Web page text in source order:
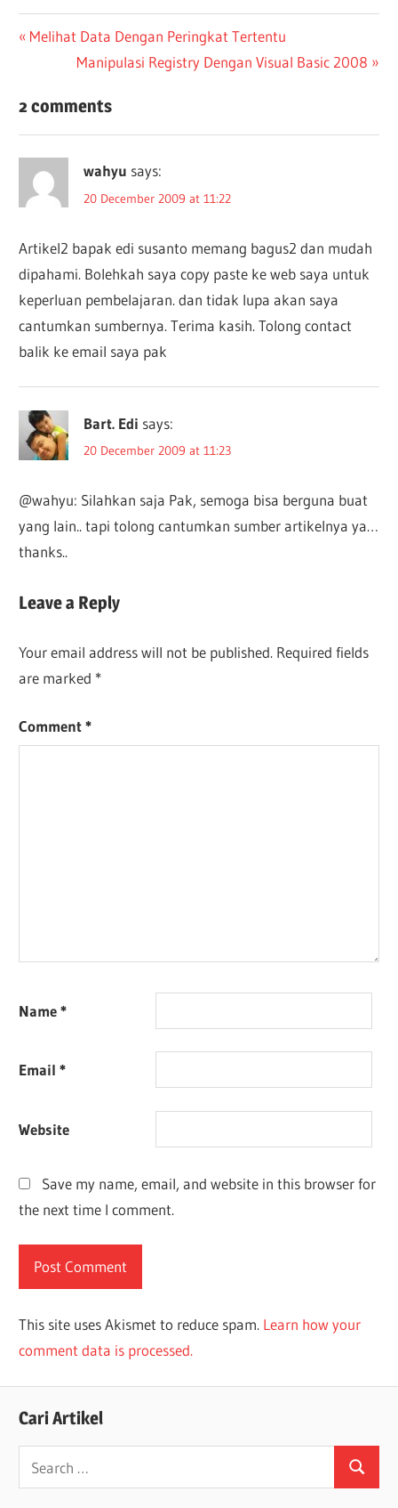
Post
navigation
Previous
Melihat Data Dengan Peringkat Tertentu
Next
Manipulasi Registry Dengan Visual Basic 2008
2 comments
wahyu says:
20 December 2009 at 11:22
Artikel2 bapak edi susanto memang bagus2 dan mudah
dipahami. Bolehkah saya copy paste ke web saya untuk
keperluan pembelajaran. dan tidak lupa akan saya
cantumkan sumbernya. Terima kasih. Tolong contact
balik ke email saya pak
Bart. Edi says:
20 December 2009 at 11:23
@wahyu: Silahkan saja Pak, semoga bisa berguna buat
yang lain.. tapi tolong cantumkan sumber artikelnya ya…
thanks..
Leave a Reply
Your email address will not be published. Required fields
are marked *
Comment*
Name*
Email*
Website
Save my name, email, and website in this browser for
the next time I comment.
This site uses Akismet to reduce spam. Learn how your
comment data is processed.
Cari Artikel
for:
Search